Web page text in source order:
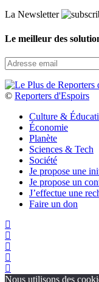
La Newsletter
Le meilleur des
© Reporters d'Espoirs
Culture &
Économie
Planète
Sciences & Tech
Société
Je propose une
Je propose un
J’effectue une
Faire un don
Nous utilisons des